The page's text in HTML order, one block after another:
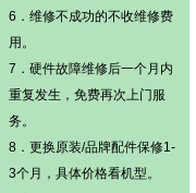
6．维修不成功的不收维修费
用。
7．硬件故障维修后一个月内
重复发生，免费再次上门服
务。
8．更换原装/品牌配件保修1-
3个月，具体价格看机型。